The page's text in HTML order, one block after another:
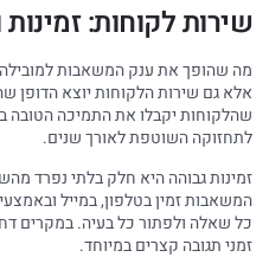
שירות לקוחות:
מה שהופך את ענק המשאבות
אלא גם שירות הלקוחות יוצא הדופן
שהלקוחות יקבלו את התמיכה הטובה
לתחזוקה השוטפת לאורך שנים.
זמינות גבוהה היא חלק בלתי נפרד
המשאבות זמין בטלפון, במייל
כל שאלה ולפתור כל בעיה. במקרים
זמני תגובה קצרים במיוחד.